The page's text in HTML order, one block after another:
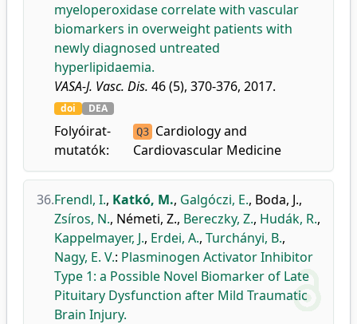
myeloperoxidase correlate with vascular
biomarkers in overweight patients with
newly diagnosed untreated
hyperlipidaemia.
VASA-J. Vasc. Dis. 46 (5), 370-376, 2017.
doi DEA
Folyóirat-
mutatók:
Q3 Cardiology and
Cardiovascular Medicine
36.Frendl, I., Katkó, M., Galgóczi, E., Boda, J.,
Zsíros, N., Németi, Z., Bereczky, Z., Hudák, R.,
Kappelmayer, J., Erdei, A., Turchányi, B.,
Nagy, E. V.: Plasminogen Activator Inhibitor
Type 1: a Possible Novel Biomarker of Late
Pituitary Dysfunction after Mild Traumatic
Brain Injury.